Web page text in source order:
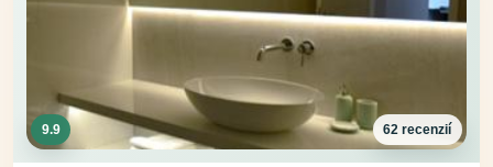
9.9 62 recenzií